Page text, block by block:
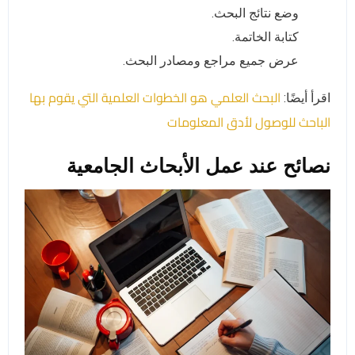
وضع نتائج البحث.
كتابة الخاتمة.
عرض جميع مراجع ومصادر البحث.
اقرأ أيضًا: البحث العلمي هو الخطوات العلمية التي يقوم بها
الباحث للوصول لأدق المعلومات
نصائح عند عمل الأبحاث الجامعية